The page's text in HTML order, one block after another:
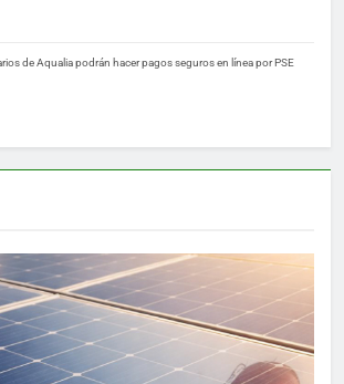
de Aqualia podrán hacer pagos seguros en línea por PSE